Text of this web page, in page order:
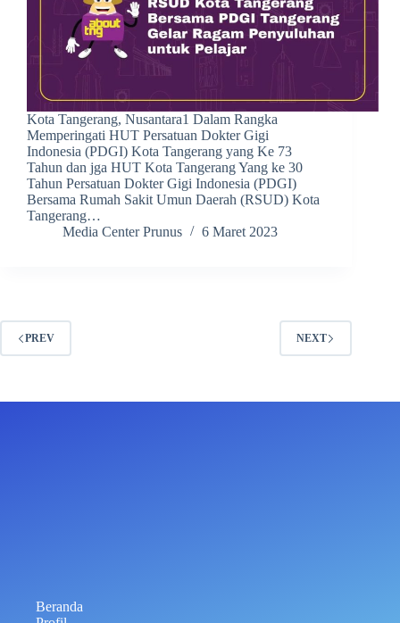
Kota Tangerang, Nusantara1 Dalam Rangka
Memperingati HUT Persatuan Dokter Gigi
Indonesia (PDGI) Kota Tangerang yang Ke 73
Tahun dan jga HUT Kota Tangerang Yang ke 30
Tahun Persatuan Dokter Gigi Indonesia (PDGI)
Bersama Rumah Sakit Umun Daerah (RSUD) Kota
Tangerang…
Media Center Prunus
6 Maret 2023
PREV NEXT
Beranda